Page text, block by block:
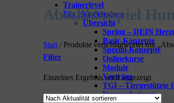
Trainerlevel
Für Hundetrainer
Übersicht
Spring – DEIN
Basic-Konzepte
Spezial-Konzepte
Onlinekurse
Module
Vorträge
TGI – Tiergestützte
Unsere Autoren
Abschlussspiel
Start / Produkte verschlagwortet mit
Filter
Einzelnes Ergebnis wird angezeigt